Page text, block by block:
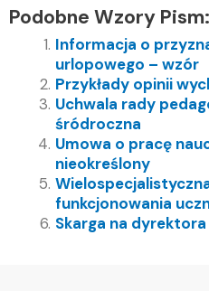
Podobne Wzory Pism:
Informacja o
urlopowego – wzór
Przykłady opinii
Uchwala rady
śródroczna
Umowa o pracę
nieokreślony
funkcjonowania
Skarga na